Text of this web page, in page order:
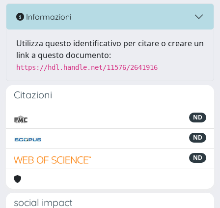
Informazioni
Utilizza questo identificativo per citare o creare un
link a questo documento:
https://hdl.handle.net/11576/2641916
Citazioni
ND
ND
ND
social impact